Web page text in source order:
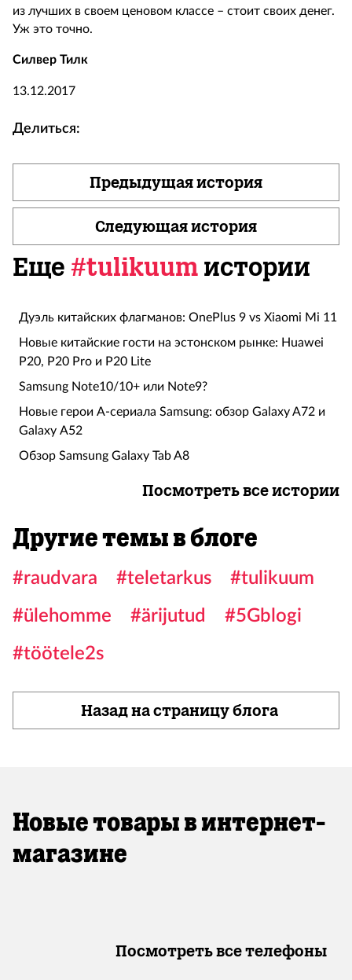
из лучших в своем ценовом классе – стоит своих денег.
Уж это точно.
Силвер Тилк
13.12.2017
Делиться:
Предыдущая история
Следующая история
Еще #tulikuum истории
Дуэль китайских флагманов: OnePlus 9 vs Xiaomi Mi 11
Новые китайские гости на эстонском рынке: Huawei
P20, P20 Pro и P20 Lite
Samsung Note10/10+ или Note9?
Новые герои А-сериала Samsung: обзор Galaxy A72 и
Galaxy А52
Обзор Samsung Galaxy Tab A8
Посмотреть все истории
Другие темы в блоге
#raudvara #teletarkus
#tulikuum
#ülehomme
#ärijutud
#5Gblogi
#töötele2s
Назад на страницу блога
Новые товары в интернет-
магазине
Посмотреть все телефоны